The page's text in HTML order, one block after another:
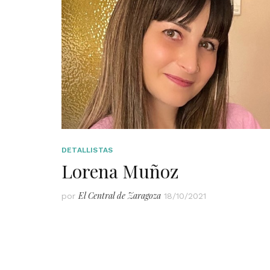
DETALLISTAS
Lorena Muñoz
por El Central de Zaragoza 18/10/2021